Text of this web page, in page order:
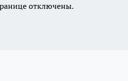
отключены.